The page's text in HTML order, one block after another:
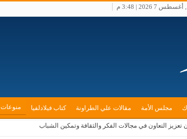
7 2026 | 3:48 م
مجلس الأمة مقالات علي الطراونة كتاب فيلادلفيا منوعات
تعزيز التعاون في مجالات الفكر والثقافة وتمكين الشباب